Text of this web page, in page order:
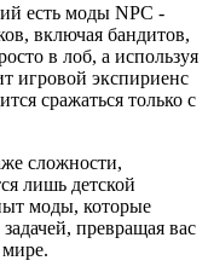
есть моды NPC -
включая бандитов,
в лоб, а используя
игровой экспириенс
сражаться только с
сложности,
лишь детской
моды, которые
превращая вас